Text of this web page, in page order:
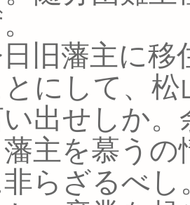
旧藩主に移
とにして、
出せしか
主を慕う
らざるべ